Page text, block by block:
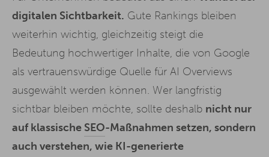
digitalen Sichtbarkeit. Gute Rankings bleiben
weiterhin wichtig, gleichzeitig steigt die
Bedeutung hochwertiger Inhalte, die von Google
als vertrauenswürdige Quelle für AI Overviews
ausgewählt werden können. Wer langfristig
sichtbar bleiben möchte, sollte deshalb nicht nur
auf klassische SEO-Maßnahmen setzen, sondern
auch verstehen, wie KI-generierte